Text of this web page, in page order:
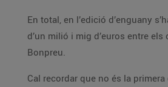
En total, en l’edició d’enguany
d’un milió i mig d’euros entre els
Bonpreu.
Cal recordar que no és la